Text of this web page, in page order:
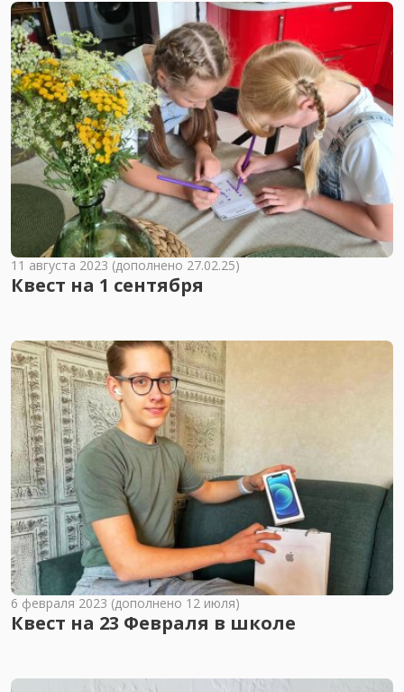
11 августа 2023 (дополнено 27.02.25)
Квест на 1 сентября
6 февраля 2023 (дополнено 12 июля)
Квест на 23 Февраля в школе